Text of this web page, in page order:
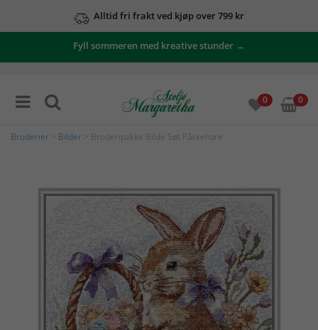
Alltid fri frakt ved kjøp over 799 kr
Fyll sommeren med kreative stunder →
0 0
Broderier Bilder > Broderipakke Bilde Søt Påskehare